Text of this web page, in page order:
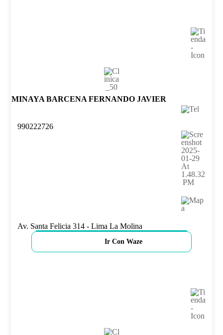
MINAYA BARCENA FERNANDO JAVIER
990222726
Av. Santa Felicia 314 - Lima La Molina
Ir Con Waze